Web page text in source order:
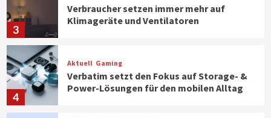
3
Verbraucher setzen immer mehr auf
Klimageräte und Ventilatoren
4
Aktuell Gaming
Verbatim setzt den Fokus auf Storage- &
Power-Lösungen für den mobilen Alltag